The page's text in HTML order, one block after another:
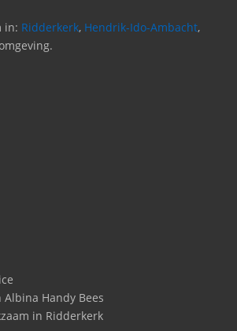
in: Ridderkerk, Hendrik-Ido-Ambacht,
Handy Bees
in Ridderkerk